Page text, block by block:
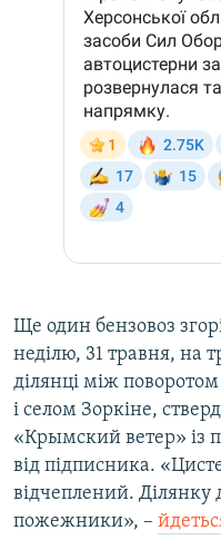
Ще один бензовоз
неділю, 31 травня, на
ділянці між
і селом Зоркіне,
«Крымский ветер» із
від підписника.
відчеплений. Ділянку
пожежники», –